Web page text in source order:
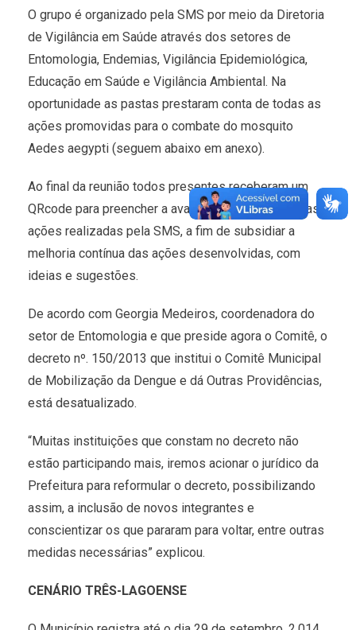
O grupo é organizado pela SMS por meio da Diretoria
de Vigilância em Saúde através dos setores de
Entomologia, Endemias, Vigilância Epidemiológica,
Educação em Saúde e Vigilância Ambiental. Na
oportunidade as pastas prestaram conta de todas as
ações promovidas para o combate do mosquito
Aedes aegypti (seguem abaixo em anexo).
Ao final da reunião todos presentes receberam um
QRcode para preencher a avaliação de feedback das
ações realizadas pela SMS, a fim de subsidiar a
melhoria contínua das ações desenvolvidas, com
ideias e sugestões.
De acordo com Georgia Medeiros, coordenadora do
setor de Entomologia e que preside agora o Comitê, o
decreto nº. 150/2013 que institui o Comitê Municipal
de Mobilização da Dengue e dá Outras Providências,
está desatualizado.
“Muitas instituições que constam no decreto não
estão participando mais, iremos acionar o jurídico da
Prefeitura para reformular o decreto, possibilizando
assim, a inclusão de novos integrantes e
conscientizar os que pararam para voltar, entre outras
medidas necessárias” explicou.
CENÁRIO TRÊS-LAGOENSE